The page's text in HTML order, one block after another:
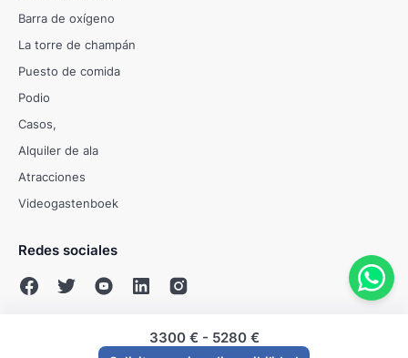
3300 € - 5280 €
Barra de oxígeno
La torre de champán
Puesto de comida
Podio
Casos
Alquiler de ala
Atracciones
Videogastenboek
Redes sociales
© Evenses 2009 - 2026